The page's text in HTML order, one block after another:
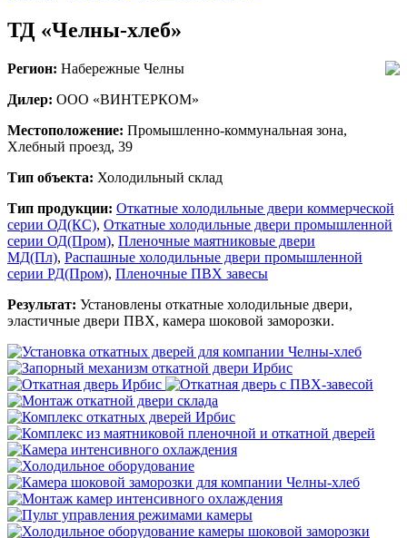
ТД «Челны-хлеб»
Регион: Набережные Челны
Дилер: ООО «ВИНТЕРКОМ»
Местоположение: Промышленно-коммунальная зона,
Хлебный проезд, 39
Тип объекта: Холодильный склад
Тип продукции: Откатные холодильные двери коммерческой
серии ОД(КС), Откатные холодильные двери промышленной
серии ОД(Пром), Пленочные маятниковые двери
МД(Пл), Распашные холодильные двери промышленной
серии РД(Пром), Пленочные ПВХ завесы
Результат: Установлены откатные холодильные двери,
эластичные двери ПВХ, камера шоковой заморозки.